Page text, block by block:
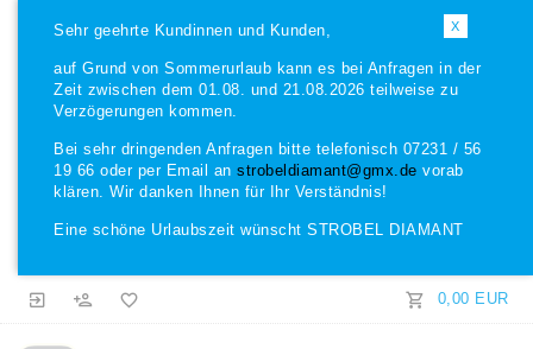
X
Sehr geehrte Kundinnen und Kunden,
auf Grund von Sommerurlaub kann es bei Anfragen in der
Zeit zwischen dem 01.08. und 21.08.2026 teilweise zu
Verzögerungen kommen.
Bei sehr dringenden Anfragen bitte telefonisch 07231 / 56
19 66 oder per Email an strobeldiamant@gmx.de vorab
klären. Wir danken Ihnen für Ihr Verständnis!
Eine schöne Urlaubszeit wünscht STROBEL DIAMANT
0,00 EUR